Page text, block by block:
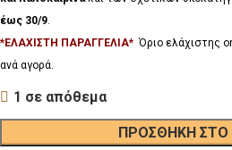
έως 30/9.
*ΕΛΑΧΙΣΤΗ ΠΑΡΑΓΓΕΛΙΑ* Όριο ελάχιστης
ανά αγορά.
1 σε απόθεμα
ΠΡΟΣΘΉΚΗ ΣΤΟ